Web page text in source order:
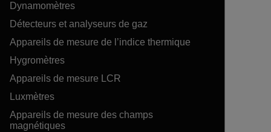
Dynamomètres
Détecteurs et analyseurs de gaz
Appareils de mesure de l’indice thermique
Hygromètres
Appareils de mesure LCR
Luxmètres
Appareils de mesure des champs
magnétiques